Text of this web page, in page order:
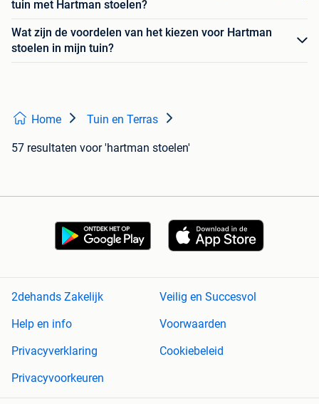
tuin met Hartman stoelen?
Wat zijn de voordelen van het kiezen voor Hartman
stoelen in mijn tuin?
Home Tuin en Terras
57 resultaten voor 'hartman stoelen'
2dehands Zakelijk
Veilig en Succesvol
Help en info
Voorwaarden
Privacyverklaring
Cookiebeleid
Privacyvoorkeuren